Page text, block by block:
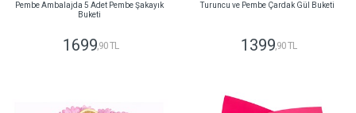
Pembe Ambalajda 5 Adet Pembe Şakayık
Buketi
1699 ,90 TL
Turuncu ve Pembe Çardak Gül Buketi
1399 ,90 TL